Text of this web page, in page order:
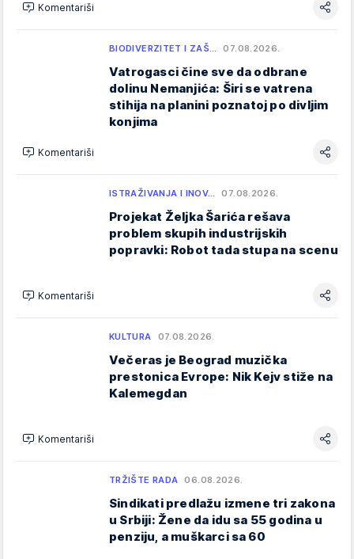
Komentariši
BIODIVERZITET I ZAŠ… 07.08.2026.
Vatrogasci čine sve da odbrane
dolinu Nemanjića: Širi se vatrena
stihija na planini poznatoj po divljim
konjima
Komentariši
ISTRAŽIVANJA I INOV… 07.08.2026.
Projekat Željka Šarića rešava
problem skupih industrijskih
popravki: Robot tada stupa na scenu
Komentariši
KULTURA 07.08.2026.
Večeras je Beograd muzička
prestonica Evrope: Nik Kejv stiže na
Kalemegdan
Komentariši
TRŽIŠTE RADA 06.08.2026.
Sindikati predlažu izmene tri zakona
u Srbiji: Žene da idu sa 55 godina u
penziju, a muškarci sa 60